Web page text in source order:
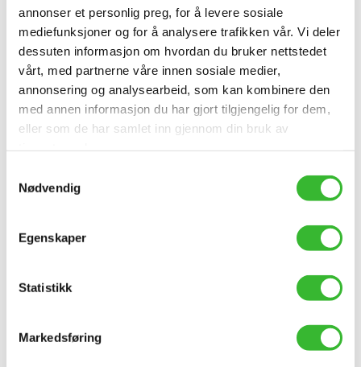
annonser et personlig preg, for å levere sosiale
mediefunksjoner og for å analysere trafikken vår. Vi deler
dessuten informasjon om hvordan du bruker nettstedet
vårt, med partnerne våre innen sosiale medier,
annonsering og analysearbeid, som kan kombinere den
med annen informasjon du har gjort tilgjengelig for dem,
eller som de har samlet inn gjennom din bruk av
Nødvendig
Egenskaper
Statistikk
Markedsføring
hjelpe deg i sertifiseringsprosessene.
Kilder: DNV og QualityDigest/Gurdeep Mahal
Extend – ISO 27001 sertifisert
Sommeren – tid for inspirasjon og påfyll
EQS malpakker